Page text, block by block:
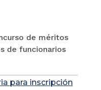
de méritos
de funcionarios
para inscripción